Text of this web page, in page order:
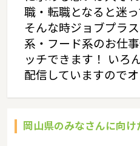
職・転職となると迷っ
そんな時ジョブプラ
系・フード系のお仕
ッチできます！ いろ
配信していますのでオ
岡山県のみなさんに向け